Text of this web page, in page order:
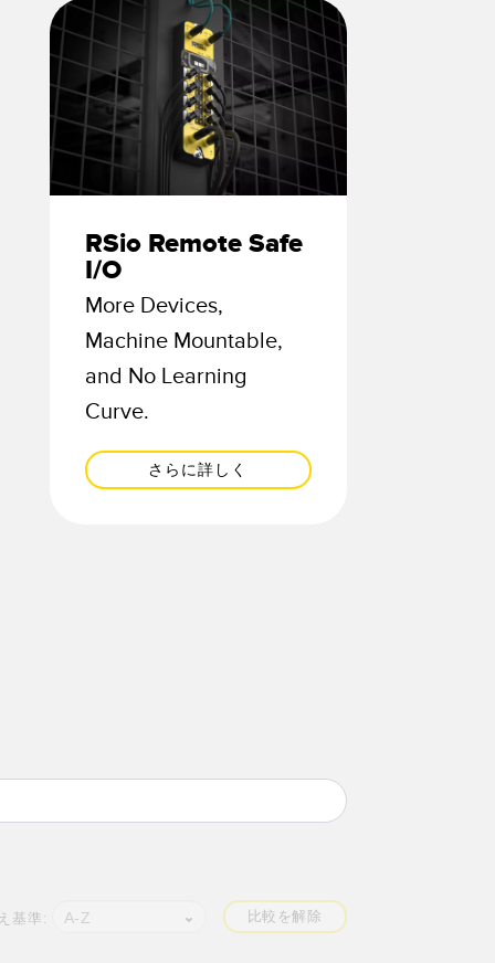
TECHNOLOGY
IO-Link対応センサ
RSio Remote Safe
I/O
More Devices,
Machine Mountable,
and No Learning
Curve.
さらに詳しく
比較を解除
基準: A-Z